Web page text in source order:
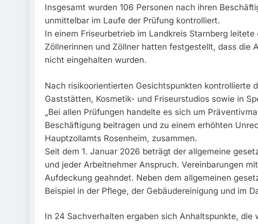
Bundespolizeidirektion
Gefährlichen Eingriffs In
5. August 2026
Insgesamt wurden 106 Personen nach ihren
unmittelbar im Laufe der Prüfung kontrolliert.
In einem Friseurbetrieb im Landkreis Starnberg
Zöllnerinnen und Zöllner hatten festgestellt, dass
nicht eingehalten wurden.
Nach risikoorientierten Gesichtspunkten kontrollierte
Gaststätten, Kosmetik- und Friseurstudios sowie in
„Bei allen Prüfungen handelte es sich um
Beschäftigung beitragen und zu einem erhöhten
Hauptzollamts Rosenheim, zusammen.
Seit dem 1. Januar 2026 beträgt der allgemeine
und jeder Arbeitnehmer Anspruch. Vereinbarungen
Aufdeckung geahndet. Neben dem allgemeinen
Beispiel in der Pflege, der Gebäudereinigung und im
In 24 Sachverhalten ergaben sich Anhaltspunkte,